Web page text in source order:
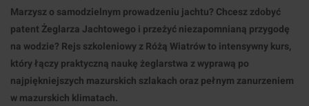
Marzysz o samodzielnym prowadzeniu jachtu? Chcesz zdobyć
patent Żeglarza Jachtowego i przeżyć niezapomnianą przygodę
na wodzie? Rejs szkoleniowy z Różą Wiatrów to intensywny kurs,
który łączy praktyczną naukę żeglarstwa z wyprawą po
najpiękniejszych mazurskich szlakach oraz pełnym zanurzeniem
w mazurskich klimatach.